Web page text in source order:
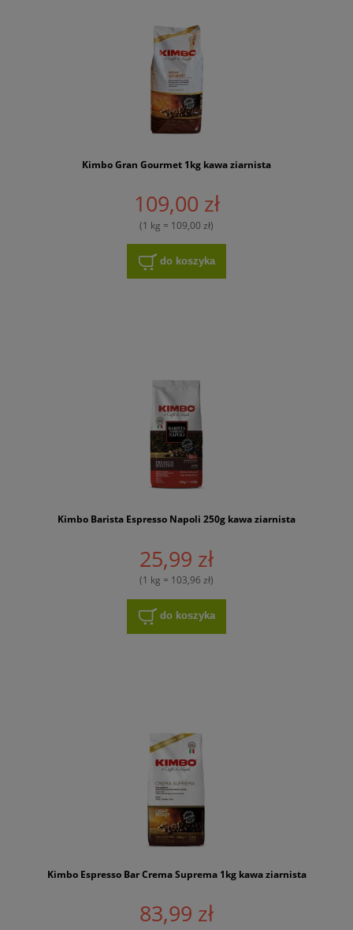
Kimbo Gran Gourmet 1kg kawa ziarnista
109,00 zł
(1 kg = 109,00 zł)
do koszyka
Kimbo Barista Espresso Napoli 250g kawa ziarnista
25,99 zł
(1 kg = 103,96 zł)
do koszyka
Kimbo Espresso Bar Crema Suprema 1kg kawa ziarnista
83,99 zł